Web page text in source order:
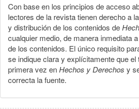
Con base en los principios de acceso
lectores de la revista tienen derecho a
y distribución de los contenidos de
cualquier medio, de manera inmediata
de los contenidos. El único requisito
se indique clara y explícitamente que el
primera vez enHechos y Derechos y
correcta la fuente.